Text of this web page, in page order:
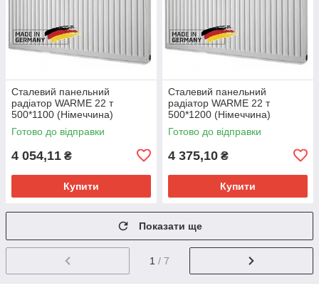
Сталевий панельний
радіатор WARME 22 т
500*1100 (Німеччина)
Готово до відправки
4 054,11 ₴
Купити
Сталевий панельний
радіатор WARME 22 т
500*1200 (Німеччина)
Готово до відправки
4 375,10 ₴
Купити
Показати ще
1 / 7